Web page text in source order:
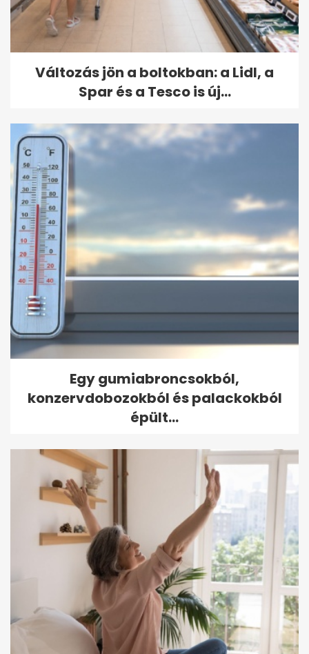
Változás jön a boltokban: a Lidl, a
Spar és a Tesco is új...
Egy gumiabroncsokból,
konzervdobozokból és palackokból
épült...